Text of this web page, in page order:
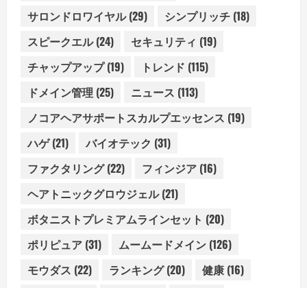
サロンドロワイヤル(29) シンプリッチ (18)
スピークエル(24) セキュリティ (19)
チャップアップ(19) トレンド (115)
ドメイン管理 (25) ニュース (113)
ノコアヘアサポートスカルプエッセンス (19)
ハゲ(21) バイオテック (31)
ファクタリング(22) フィンジア (16)
ヘアトニックグロウジェル(21)
ボタニストプレミアムラインセット (20)
ポリピュア (31) ムームードメイン (126)
モウダス (22) ランキング(20) 健康 (16)